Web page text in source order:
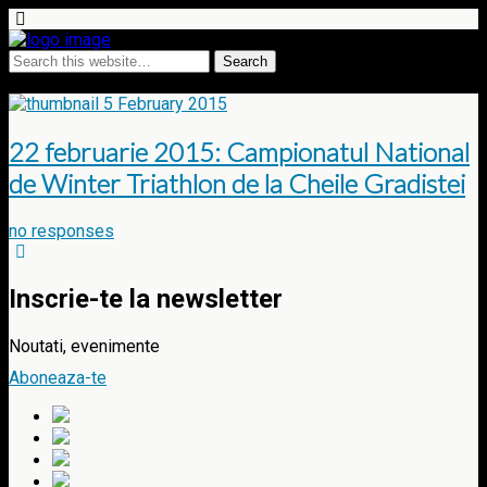
5 February 2015
22 februarie 2015: Campionatul National
de Winter Triathlon de la Cheile Gradistei
no responses
Inscrie-te la newsletter
Noutati, evenimente
Aboneaza-te